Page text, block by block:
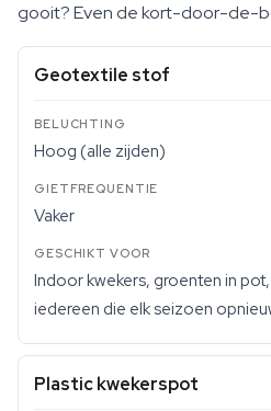
gooit? Even de kort-door-de-
Geotextile stof
Hoog (alle zijden)
Vaker
Indoor kwekers, groenten in
iedereen die elk seizoen
Plastic kwekerspot